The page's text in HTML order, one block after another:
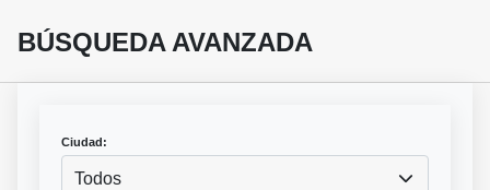
BÚSQUEDA AVANZADA
Ciudad:
Todos